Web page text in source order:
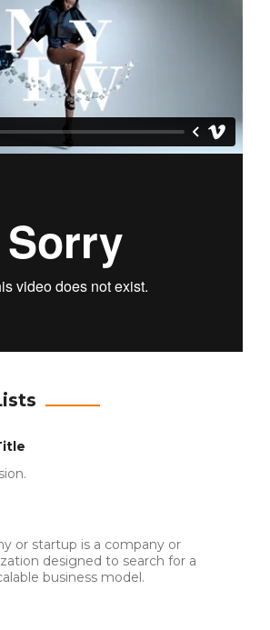
or startup is a company or
designed to search for a
business model.